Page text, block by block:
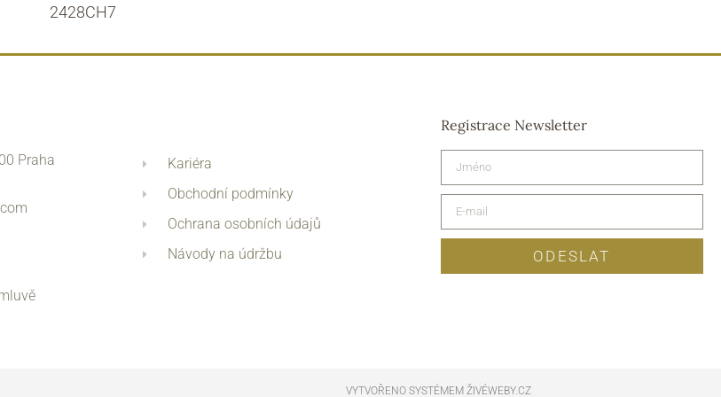
2428CH7
Praha
Kariéra
Obchodní podmínky
Ochrana osobních údajů
Návody na údržbu
Registrace Newsletter
ODESLAT
VYTVOŘENO SYSTÉMEM ŽIVÉWEBY.CZ